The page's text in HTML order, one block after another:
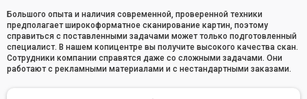
Большого опыта и наличия современной, проверенной техники
предполагает широкоформатное сканирование картин, поэтому
справиться с поставленными задачами может только подготовленный
специалист. В нашем копицентре вы получите высокого качества скан.
Сотрудники компании справятся даже со сложными задачами. Они
работают с рекламными материалами и с нестандартными заказами.